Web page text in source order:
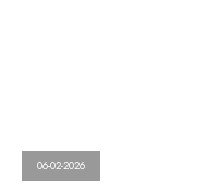
06-02-2026